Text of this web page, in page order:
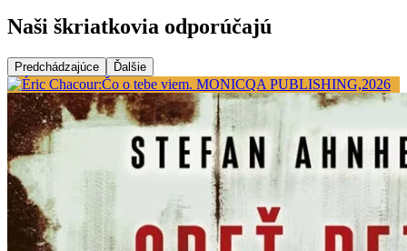
Naši škriatkovia odporúčajú
Predchádzajúce Ďalšie